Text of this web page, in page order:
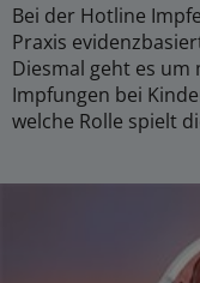
Bei der Hotline
Praxis
Diesmal geht es
Impfungen bei
welche Rolle spielt